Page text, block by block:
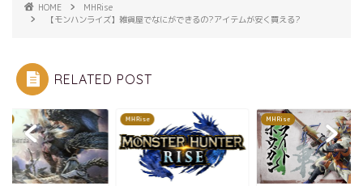
HOME
MHRise
【モンハンライズ】雑貨屋でなにができるの?アイテムが安く買える?
RELATED POST
MHRise MHRise